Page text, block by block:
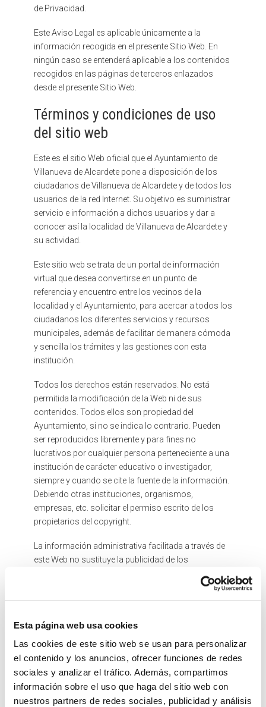
Esta página web usa cookies
Las cookies de este sitio web se usan para personalizar
el contenido y los anuncios, ofrecer funciones de redes
sociales y analizar el tráfico. Además, compartimos
información sobre el uso que haga del sitio web con
nuestros partners de redes sociales, publicidad y análisis
de Privacidad.
Este Aviso Legal es aplicable únicamente a la
información recogida en el presente Sitio Web. En
ningún caso se entenderá aplicable a los contenidos
recogidos en las páginas de terceros enlazados
desde el presente Sitio Web.
Términos y condiciones de uso
del sitio web
Este es el sitio Web oficial que el Ayuntamiento de
Villanueva de Alcardete pone a disposición de los
ciudadanos de Villanueva de Alcardete y de todos los
usuarios de la red Internet. Su objetivo es suministrar
servicio e información a dichos usuarios y dar a
conocer así la localidad de Villanueva de Alcardete y
su actividad.
Este sitio web se trata de un portal de información
virtual que desea convertirse en un punto de
referencia y encuentro entre los vecinos de la
localidad y el Ayuntamiento, para acercar a todos los
ciudadanos los diferentes servicios y recursos
municipales, además de facilitar de manera cómoda
y sencilla los trámites y las gestiones con esta
institución.
Todos los derechos están reservados. No está
permitida la modificación de la Web ni de sus
contenidos. Todos ellos son propiedad del
Ayuntamiento, si no se indica lo contrario. Pueden
ser reproducidos libremente y para fines no
lucrativos por cualquier persona perteneciente a una
institución de carácter educativo o investigador,
siempre y cuando se cite la fuente de la información.
Debiendo otras instituciones, organismos,
empresas, etc. solicitar el permiso escrito de los
propietarios del copyright.
La información administrativa facilitada a través de
este Web no sustituye la publicidad de los
Boletines Oficiales, cuya edición es instrumento que
da fe de su contenido.
El Ayuntamiento no es responsable del contenido,
exactitud y actualización de la información que
proviene de otras personas físicas o jurídicas y que
conste en el sitio Web o a la que se remita a partir de
enlaces u otros sistemas. En este sitio Web oficial el
usuario podrá encontrar diversos enlaces que le